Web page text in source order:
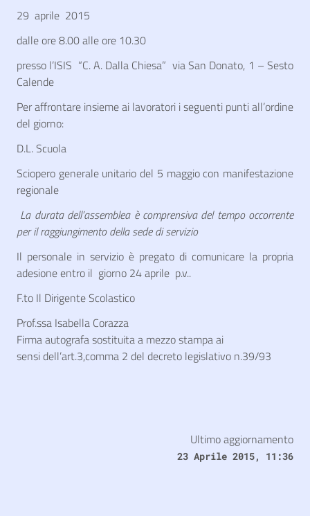
29 aprile 2015
dalle ore 8.00 alle ore 10.30
presso l’ISIS “C. A. Dalla Chiesa” via San Donato, 1 – Sesto
Calende
Per affrontare insieme ai lavoratori i seguenti punti all’ordine
del giorno:
D.L. Scuola
Sciopero generale unitario del 5 maggio con manifestazione
regionale
La durata dell’assemblea è comprensiva del tempo occorrente
per ilraggiungimento della sede di servizio
Il personale in servizio è pregato di comunicare la propria
adesione entro il giorno 24 aprile p.v..
F.to Il Dirigente Scolastico
Prof.ssa Isabella Corazza
Firma autografa sostituita a mezzo stampa ai
sensi dell’art.3,comma 2 del decreto legislativo n.39/93
Ultimo aggiornamento
23 Aprile 2015, 11:36